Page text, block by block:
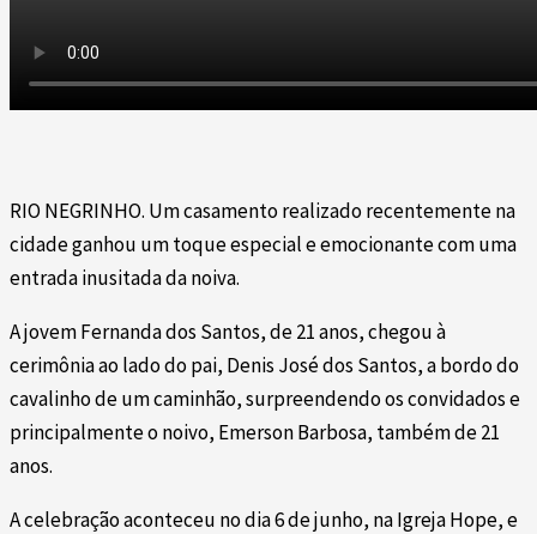
RIO NEGRINHO. Um casamento realizado recentemente na
cidade ganhou um toque especial e emocionante com uma
entrada inusitada da noiva.
A jovem Fernanda dos Santos, de 21 anos, chegou à
cerimônia ao lado do pai, Denis José dos Santos, a bordo do
cavalinho de um caminhão, surpreendendo os convidados e
principalmente o noivo, Emerson Barbosa, também de 21
anos.
A celebração aconteceu no dia 6 de junho, na Igreja Hope, e